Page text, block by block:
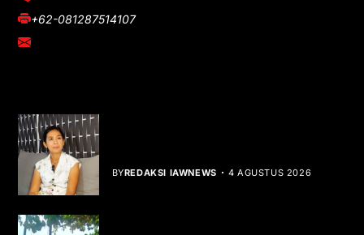
+62-081287514107
adm@iawnews.com
BYREDAKSI IAWNEWS 4 AGUSTUS 2026